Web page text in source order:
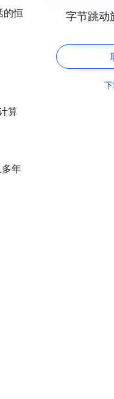
的恒
算
年
字节跳动